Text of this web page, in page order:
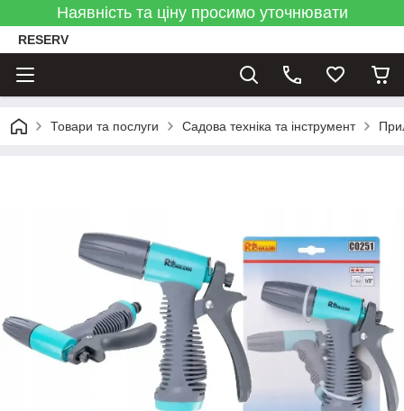
Наявність та ціну просимо уточнювати
RESERV
Товари та послуги Садова техніка та інструмент